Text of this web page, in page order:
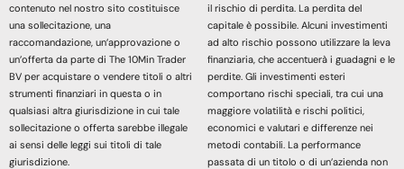
contenuto nel nostro sito costituisce
una sollecitazione, una
raccomandazione, un’approvazione o
un’offerta da parte di The 10Min Trader
BV per acquistare o vendere titoli o altri
strumenti finanziari in questa o in
qualsiasi altra giurisdizione in cui tale
sollecitazione o offerta sarebbe illegale
ai sensi delle leggi sui titoli di tale
giurisdizione.
il rischio di perdita. La perdita del
capitale è possibile. Alcuni investimenti
ad alto rischio possono utilizzare la leva
finanziaria, che accentuerà i guadagni e le
perdite. Gli investimenti esteri
comportano rischi speciali, tra cui una
maggiore volatilità e rischi politici,
economici e valutari e differenze nei
metodi contabili. La performance
passata di un titolo o di un’azienda non